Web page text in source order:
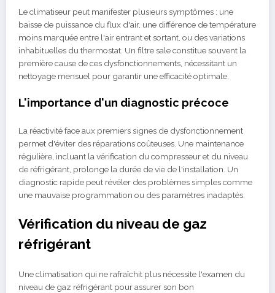
Le climatiseur peut manifester plusieurs symptômes : une
baisse de puissance du flux d'air, une différence de température
moins marquée entre l'air entrant et sortant, ou des variations
inhabituelles du thermostat. Un filtre sale constitue souvent la
première cause de ces dysfonctionnements, nécessitant un
nettoyage mensuel pour garantir une efficacité optimale.
L'importance d'un diagnostic précoce
La réactivité face aux premiers signes de dysfonctionnement
permet d'éviter des réparations coûteuses. Une maintenance
régulière, incluant la vérification du compresseur et du niveau
de réfrigérant, prolonge la durée de vie de l'installation. Un
diagnostic rapide peut révéler des problèmes simples comme
une mauvaise programmation ou des paramètres inadaptés.
Vérification du niveau de gaz
réfrigérant
Une climatisation qui ne rafraîchit plus nécessite l'examen du
niveau de gaz réfrigérant pour assurer son bon